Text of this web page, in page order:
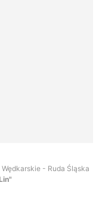
- Ruda Śląska